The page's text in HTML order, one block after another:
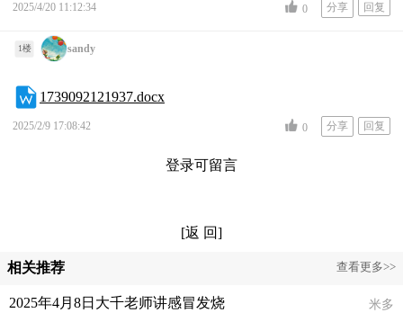
2025/4/20 11:12:34 0 分享 回复
1楼 sandy
1739092121937.docx
2025/2/9 17:08:42 0 分享 回复
登录可留言
[返 回]
相关推荐 查看更多>>
2025年4月8日大千老师讲感冒发烧 米多